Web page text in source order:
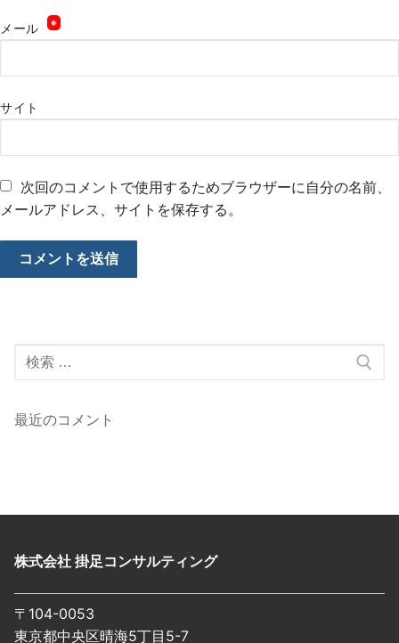
メール ※
サイト
次回のコメントで使用するためブラウザーに自分の名前、
メールアドレス、サイトを保存する。
索:
最近のコメント
株式会社 掛足コンサルティング
〒104-0053
東京都中央区晴海5丁目5-7